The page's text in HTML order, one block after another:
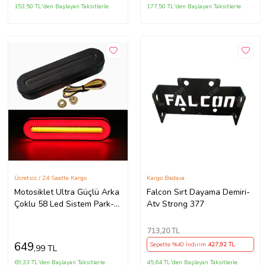
153,50 TL'den Başlayan Taksitlerle 177,50 TL'den Başlayan Taksitlerle
Motosiklet Ultra Güçlü Arka
Çoklu 58 Led Sistem Park-
Ücretsiz / 24 Saatte Kargo
649,99 TL
69,33 TL'den Başlayan Taksitlerle
Falcon Sırt Dayama Demiri-
Atv Strong 377
Kargo Bedava
713,20 TL
Sepette %40 İndirim 427,92 TL
45,64 TL'den Başlayan Taksitlerle